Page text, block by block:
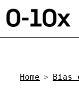
Home Bias